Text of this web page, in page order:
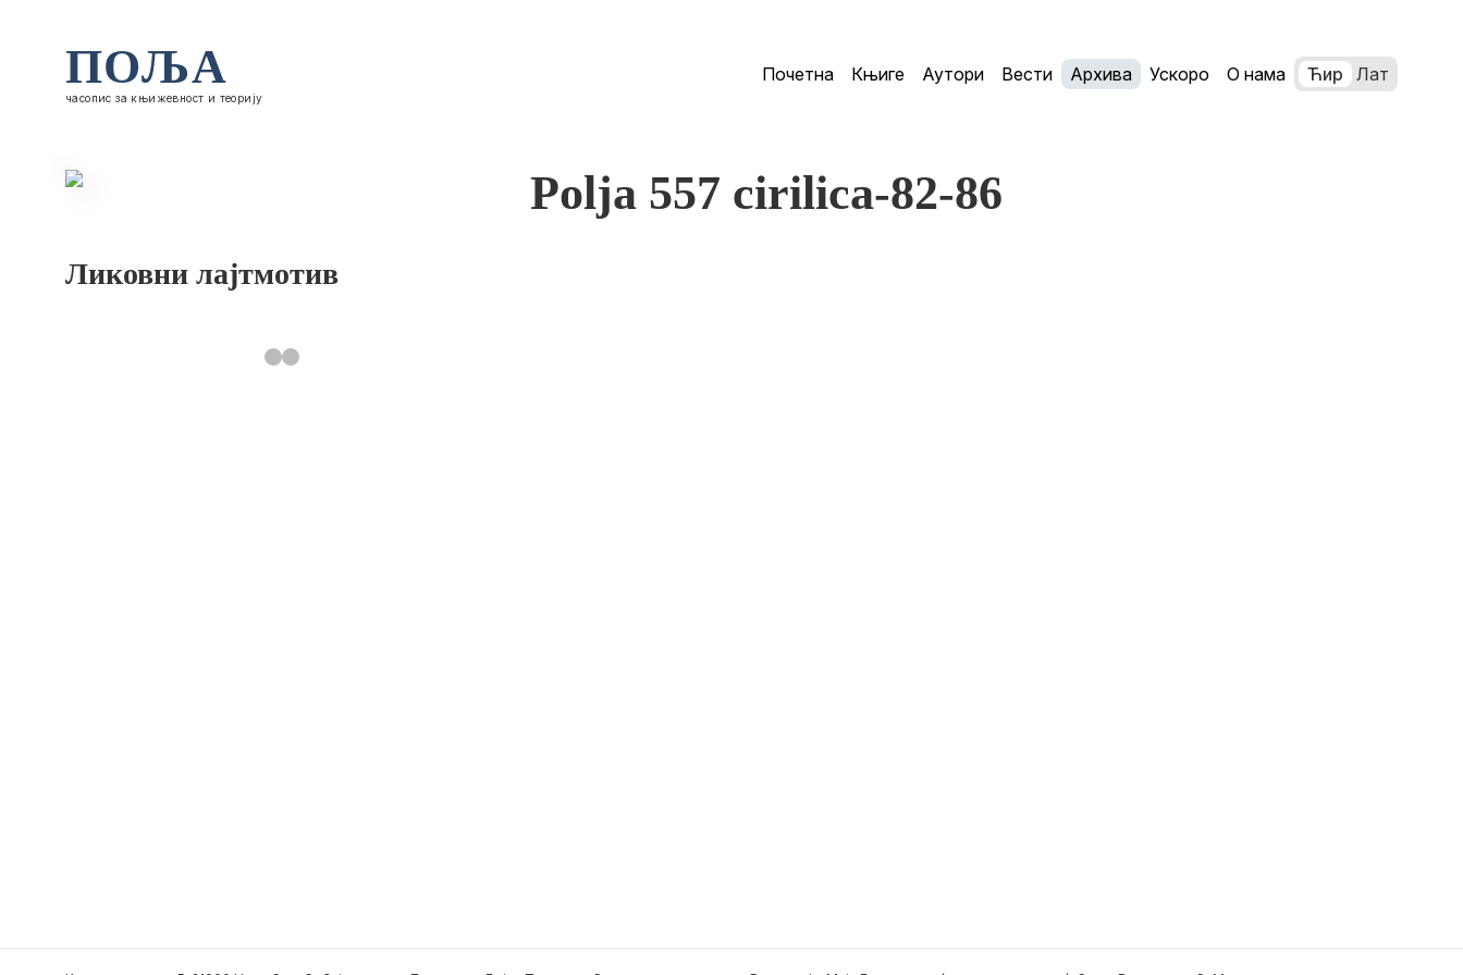
ПОЉА
часопис за књижевност и теорију
Почетна Књиге Аутори Вести Архива Ускоро О нама Ћир Лат
Ликовни лајтмотив
Polja 557 cirilica-82-86